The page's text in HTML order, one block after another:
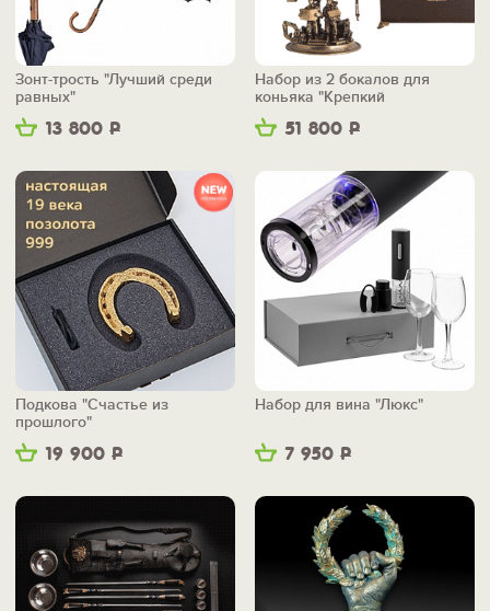
13 800 Р
Зонт-трость "Лучший среди
равных"
51 800 Р
Набор из 2 бокалов для
коньяка "Крепкий
фундамент"
19 900 Р
Подкова "Счастье из
прошлого"
7 950 Р
Набор для вина "Люкс"